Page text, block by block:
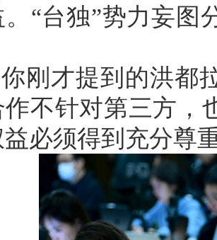
“台独”势力妄图
刚才提到的洪都
作不针对第三方，
必须得到充分尊